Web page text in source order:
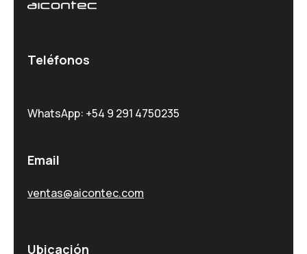
Teléfonos
WhatsApp: +54 9 291 4750235
Email
ventas@aicontec.com
Ubicación